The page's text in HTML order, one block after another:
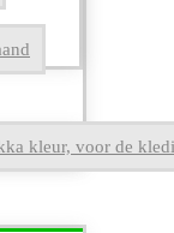
kleur, voor de